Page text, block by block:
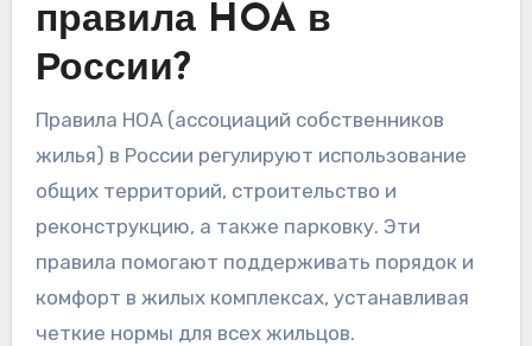
правила HOA в
России?
Правила HOA (ассоциаций собственников
жилья) в России регулируют использование
общих территорий, строительство и
реконструкцию, а также парковку. Эти
правила помогают поддерживать порядок и
комфорт в жилых комплексах, устанавливая
четкие нормы для всех жильцов.